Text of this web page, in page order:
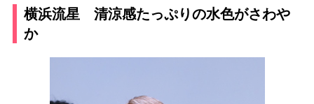
横浜流星 清涼感たっぷりの水色がさわや
か